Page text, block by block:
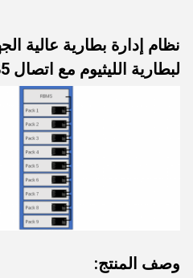
لبطارية الليثيوم مع اتصال CAN RS485 لـ BESS
وصف المنتج: